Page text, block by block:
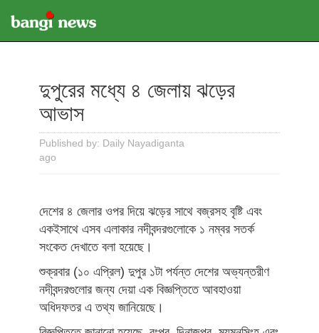
দুপুরের মধ্যে ৪ জেলায় ঝড়ের
আভাস
Published by: Daily Nayadiganta
ago
দেশের ৪ জেলার ওপর দিয়ে ঝড়ের সাথে বজ্রসহ বৃষ্টি এবং
একইসাথে এসব এলাকার নদীবন্দরগুলোকে ১ নম্বর সতর্ক
সংকেত দেখাতে বলা হয়েছে।
শুক্রবার (১০ এপ্রিল) দুপুর ১টা পর্যন্ত দেশের অভ্যন্তরীণ
নদীবন্দরগুলোর জন্য দেয়া এক বিজ্ঞপ্তিতে আবহাওয়া
অধিদফতর এ তথ্য জানিয়েছে।